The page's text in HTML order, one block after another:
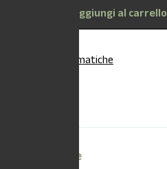
Aggiungi al carrello
Aromatiche
Descrizione